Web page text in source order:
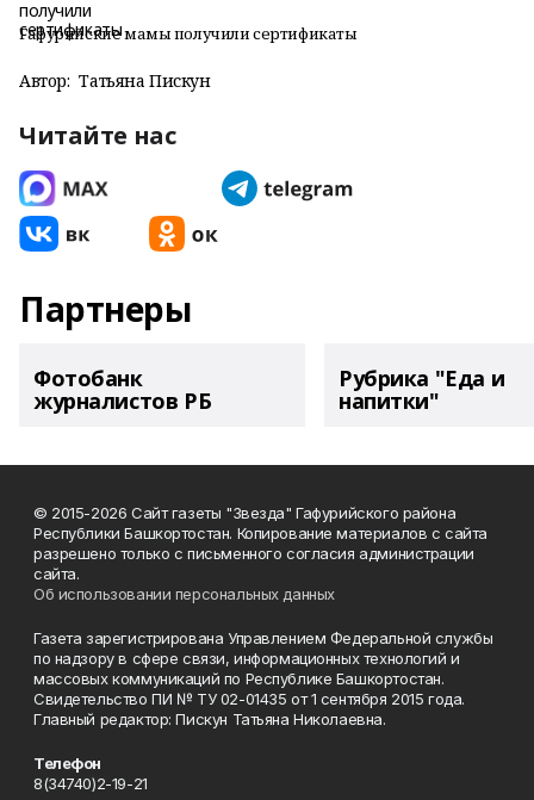
Гафурийские мамы получили сертификаты
Автор: Татьяна Пискун
Читайте нас
Партнеры
Фотобанк
журналистов РБ
Рубрика "Еда и
напитки"
© 2015-2026 Сайт газеты "Звезда" Гафурийского района
Республики Башкортостан. Копирование материалов с сайта
разрешено только с письменного согласия администрации
сайта.
Об использовании персональных данных
Газета зарегистрирована Управлением Федеральной службы
по надзору в сфере связи, информационных технологий и
массовых коммуникаций по Республике Башкортостан.
Свидетельство ПИ № ТУ 02-01435 от 1 сентября 2015 года.
Главный редактор: Пискун Татьяна Николаевна.
Телефон
8(34740)2-19-21